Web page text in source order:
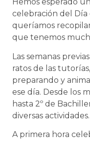
Hemos esperado
celebración del
queríamos
que tenemos
Las semanas
ratos de las
preparando y
ese día. Desde los
hasta 2º de
diversas actividades.
A primera hora